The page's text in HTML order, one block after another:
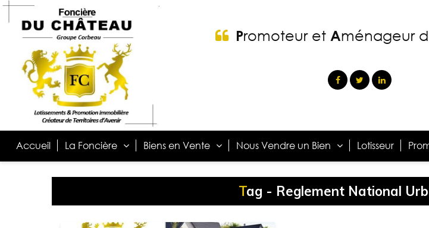
Promoteuret Aménageur
Accueil La Foncière Biens en Vente Nous Vendre un Bien Lotisseur
Tag - Reglement National